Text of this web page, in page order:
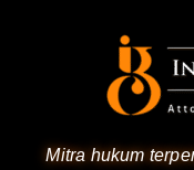
Mitra hukum